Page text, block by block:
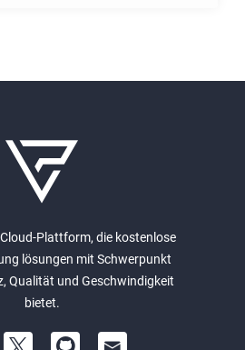
Plattform, die kostenlose
lösungen mit Schwerpunkt
Qualität und Geschwindigkeit
bietet.